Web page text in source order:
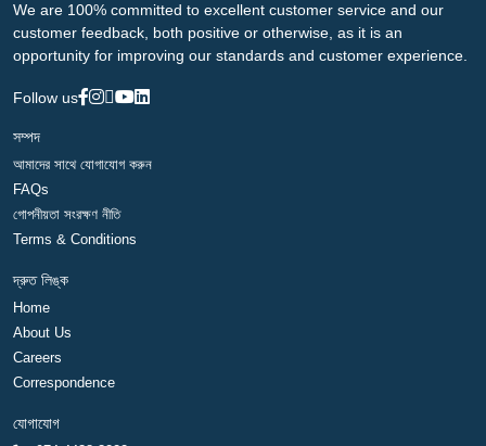
We are 100% committed to excellent customer service and our
customer feedback, both positive or otherwise, as it is an
opportunity for improving our standards and customer experience.
Follow us
সম্পদ
আমাদের সাথে যোগাযোগ করুন
FAQs
গোপনীয়তা সংরক্ষণ নীতি
Terms & Conditions
দ্রুত লিঙ্ক
Home
About Us
Careers
Correspondence
যোগাযোগ